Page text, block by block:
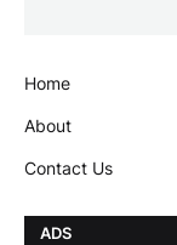
Home
About
Contact Us
ADS